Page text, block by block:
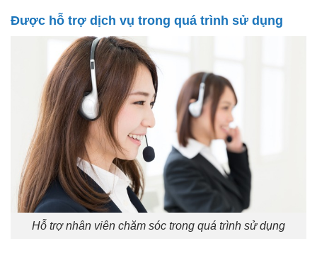
Được hỗ trợ dịch vụ trong quá trình sử dụng
Hỗ trợ nhân viên chăm sóc trong quá trình sử dụng